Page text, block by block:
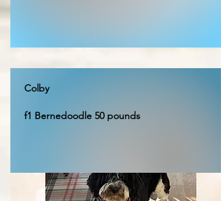
Colby
f1 Bernedoodle 50 pounds